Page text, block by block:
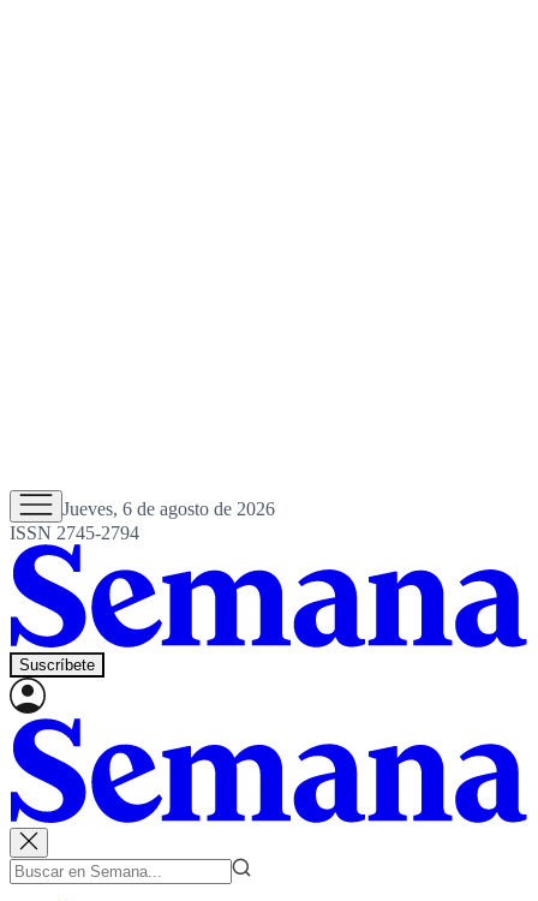
Jueves, 6 de agosto de 2026
ISSN 2745-2794
Suscríbete